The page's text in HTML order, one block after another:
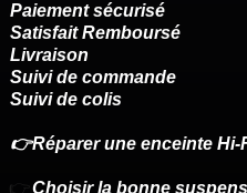
Paiement sécurisé
Satisfait Remboursé
Livraison
Suivi de commande
Suivi de colis
👉Réparer une enceinte
👉 Choisir la bonne